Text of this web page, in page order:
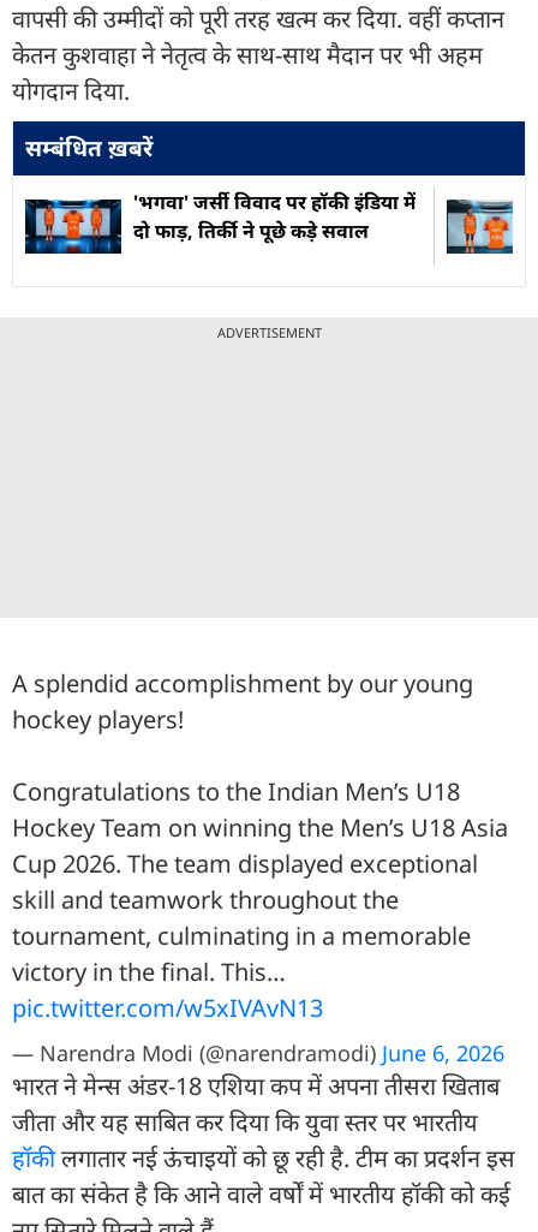
वापसी की उम्मीदों को पूरी तरह खत्म कर दिया. वहीं कप्तान
केतन कुशवाहा ने नेतृत्व के साथ-साथ मैदान पर भी अहम
योगदान दिया.
सम्बंधित ख़बरें
'भगवा' जर्सी विवाद पर हॉकी इंडिया में
दो फाड़, तिर्की ने पूछे कड़े सवाल
ADVERTISEMENT
A splendid accomplishment by our young
hockey players!
Congratulations to the Indian Men’s U18
Hockey Team on winning the Men’s U18 Asia
Cup 2026. The team displayed exceptional
skill and teamwork throughout the
tournament, culminating in a memorable
victory in the final. This…
pic.twitter.com/w5xIVAvN13
— Narendra Modi (@narendramodi) June 6, 2026
भारत ने मेन्स अंडर-18 एशिया कप में अपना तीसरा खिताब
जीता और यह साबित कर दिया कि युवा स्तर पर भारतीय
हॉकीलगातार नई ऊंचाइयों को छू रही है. टीम का प्रदर्शन इस
बात का संकेत है कि आने वाले वर्षों में भारतीय हॉकी को कई